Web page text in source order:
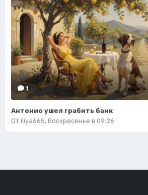
1
Антонио ушел грабить банк
От iliya665, Воскресенье в 09:26